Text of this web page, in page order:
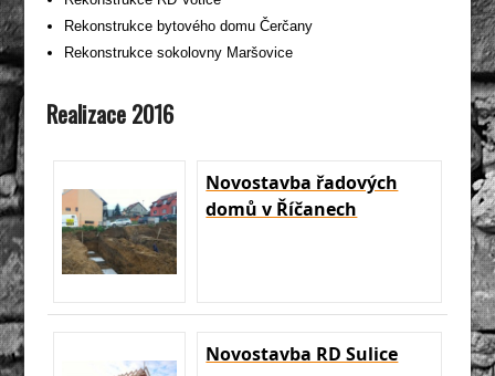
Rekonstrukce bytového domu Čerčany
Rekonstrukce sokolovny Maršovice
Realizace 2016
Novostavba řadových
domů v Říčanech
Novostavba RD Sulice